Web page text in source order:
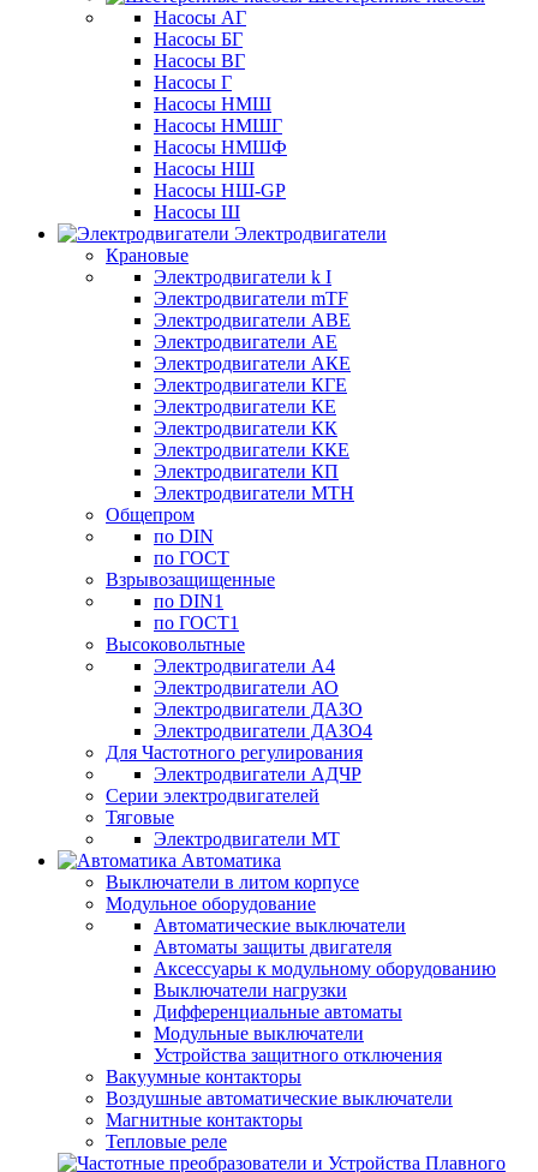
Насосы АГ
Насосы БГ
Насосы ВГ
Насосы Г
Насосы НМШ
Насосы НМШГ
Насосы НМШФ
Насосы НШ
Насосы НШ-GP
Насосы Ш
Электродвигатели
Крановые
Электродвигатели k I
Электродвигатели mTF
Электродвигатели АВЕ
Электродвигатели АЕ
Электродвигатели АКЕ
Электродвигатели КГЕ
Электродвигатели КЕ
Электродвигатели КК
Электродвигатели ККЕ
Электродвигатели КП
Электродвигатели МТН
Общепром
по DIN
по ГОСТ
Взрывозащищенные
по DIN1
по ГОСТ1
Высоковольтные
Электродвигатели А4
Электродвигатели АО
Электродвигатели ДАЗО
Электродвигатели ДАЗО4
Для Частотного регулирования
Электродвигатели АДЧР
Серии электродвигателей
Тяговые
Электродвигатели МТ
Автоматика
Выключатели в литом корпусе
Модульное оборудование
Автоматические выключатели
Автоматы защиты двигателя
Аксессуары к модульному оборудованию
Выключатели нагрузки
Дифференциальные автоматы
Модульные выключатели
Устройства защитного отключения
Вакуумные контакторы
Воздушные автоматические выключатели
Магнитные контакторы
Тепловые реле